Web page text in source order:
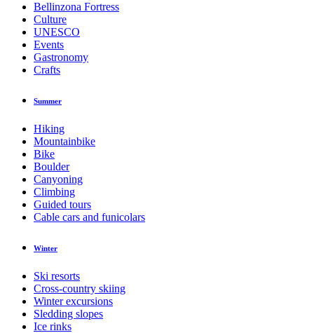
Bellinzona Fortress
Culture
UNESCO
Events
Gastronomy
Crafts
Summer
Hiking
Mountainbike
Bike
Boulder
Canyoning
Climbing
Guided tours
Cable cars and funicolars
Winter
Ski resorts
Cross-country skiing
Winter excursions
Sledding slopes
Ice rinks